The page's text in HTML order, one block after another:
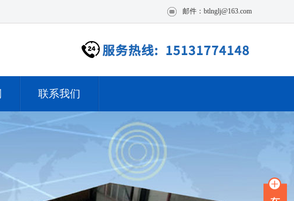
邮件：btlnglj@163.com
联系我们